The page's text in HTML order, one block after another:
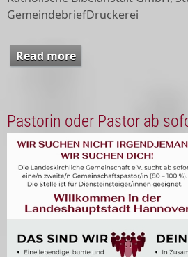
GemeindebriefDruckerei
Read more
Pastorin oder Pastor ab